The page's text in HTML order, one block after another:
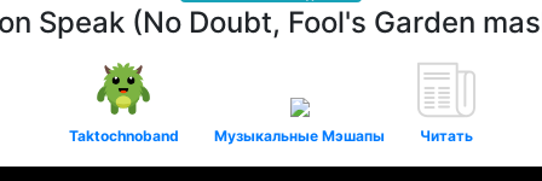
Speak (No Doubt, Fool's Garden
Taktochnoband Музыкальные Мэшапы Читать